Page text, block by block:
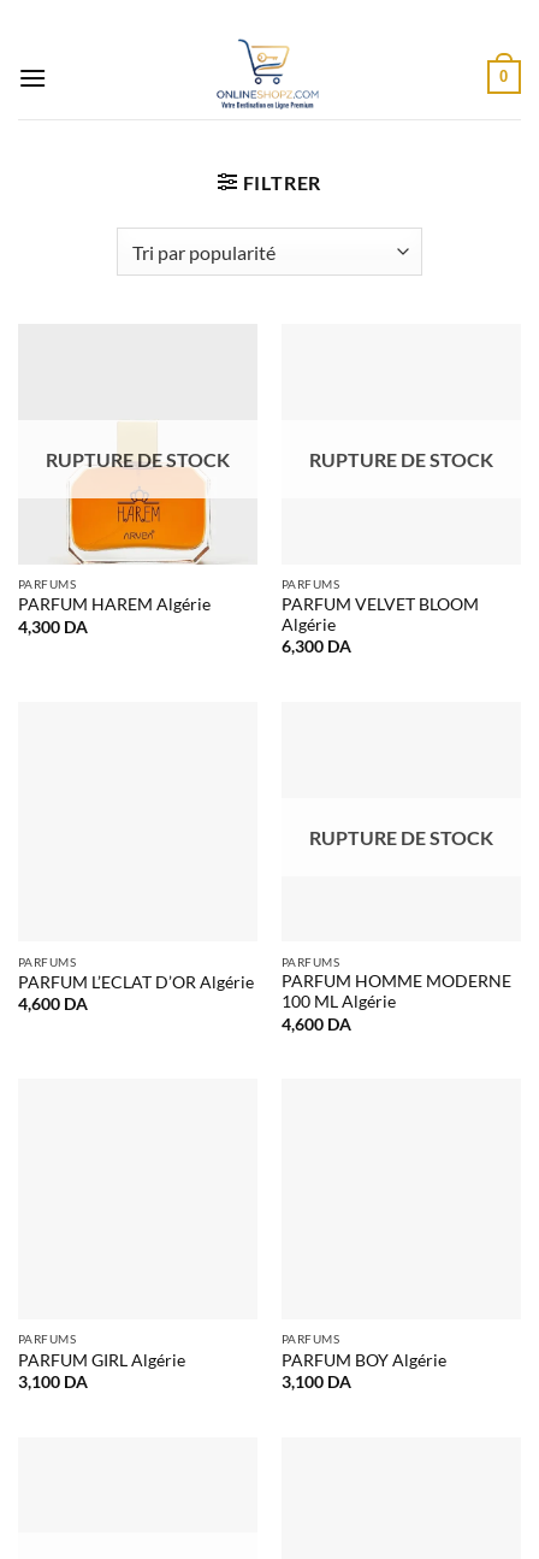
contenu
0
FILTRER
RUPTURE DE STOCK
PARFUMS
PARFUM HAREM Algérie
4,300 DA
RUPTURE DE STOCK
PARFUMS
PARFUM VELVET BLOOM
Algérie
6,300 DA
PARFUMS
PARFUM L’ECLAT D’OR Algérie
4,600 DA
RUPTURE DE STOCK
PARFUMS
PARFUM HOMME MODERNE
100 ML Algérie
4,600 DA
PARFUMS
PARFUM GIRL Algérie
3,100 DA
PARFUMS
PARFUM BOY Algérie
3,100 DA